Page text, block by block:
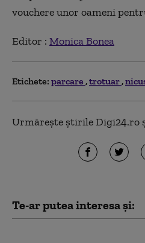
vouchere unor oameni
Editor : Monica Bonea
Etichete: parcare trotuar
Urmărește știrile Digi24.ro
Te-ar putea interesa și: